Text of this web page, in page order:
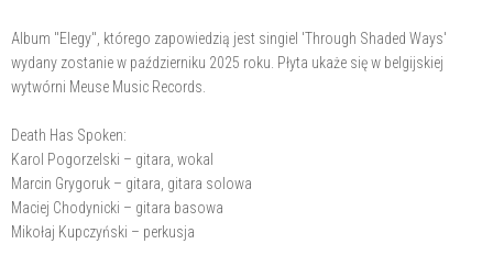
Album "Elegy", którego zapowiedzią jest singiel 'Through Shaded Ways'
wydany zostanie w październiku 2025 roku. Płyta ukaże się w belgijskiej
wytwórni Meuse Music Records.
Death Has Spoken:
Karol Pogorzelski – gitara, wokal
Marcin Grygoruk – gitara, gitara solowa
Maciej Chodynicki – gitara basowa
Mikołaj Kupczyński – perkusja